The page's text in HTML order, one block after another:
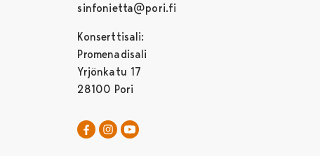
sinfonietta@pori.fi
Konserttisali:
Promenadisali
Yrjönkatu 17
28100 Pori
Pori Sinfonietta Facebookissa
Avautuu uudessa välilehdessä
Pori Sinfonietta Instagrammissa
Avautuu uudessa välilehdessä